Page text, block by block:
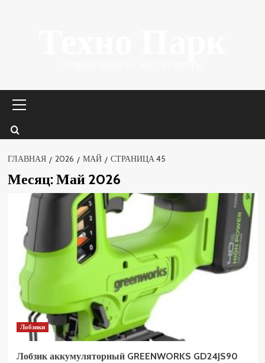
меню
ГЛАВНАЯ 2026 МАЙ СТРАНИЦА 45
Месяц: Май 2026
Лобзики
Лобзик аккумуляторный GREENWORKS GD24JS90